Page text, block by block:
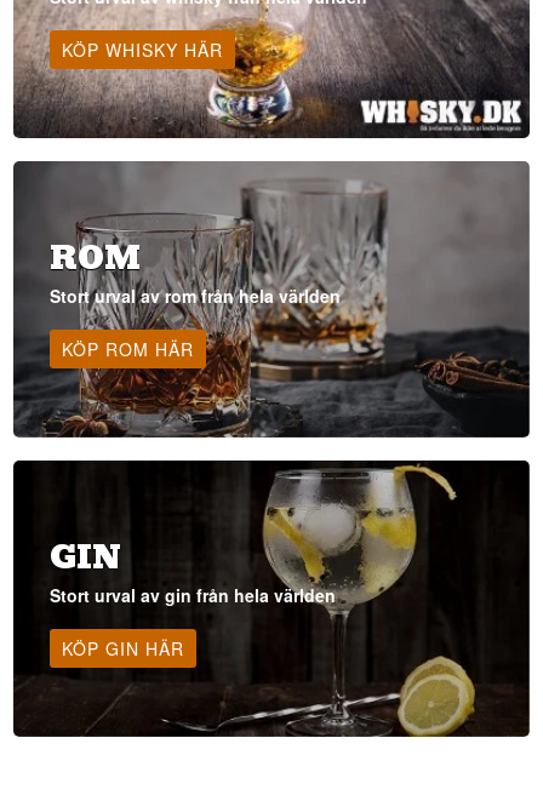
KÖP WHISKY HÄR
ROM
Stort urval av rom från hela världen
KÖP ROM HÄR
GIN
Stort urval av gin från hela världen
KÖP GIN HÄR